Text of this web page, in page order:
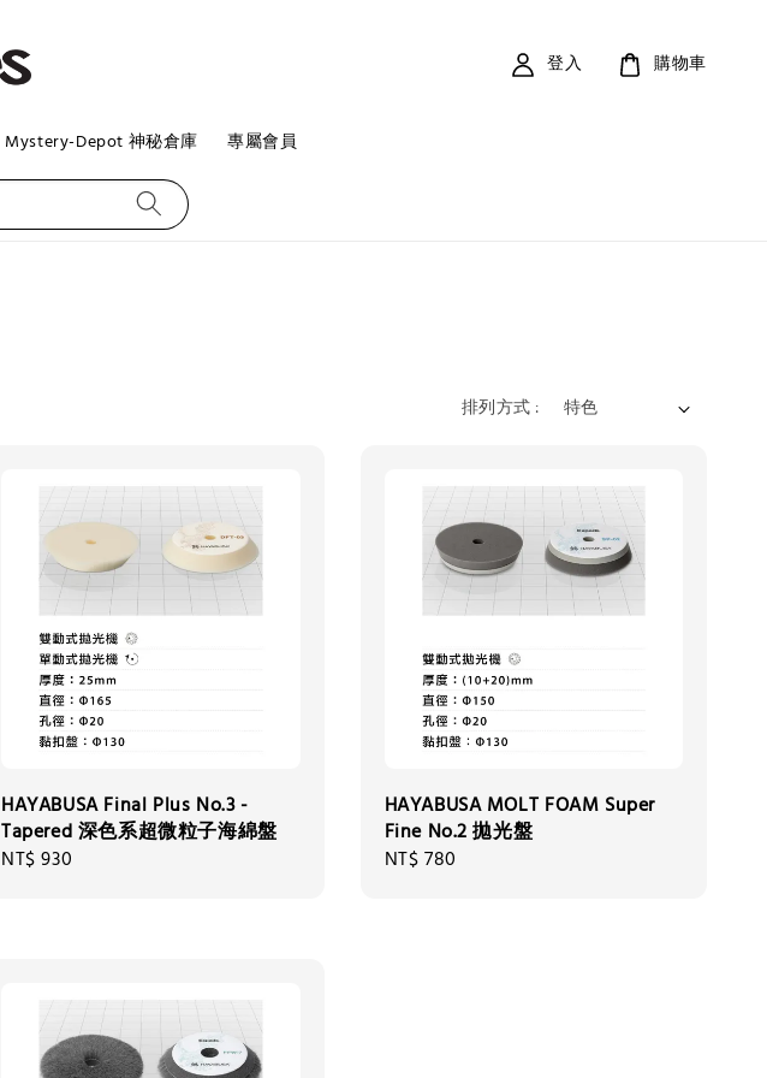
Mystery-Depot 神秘倉庫 專屬會員
登入 購物車
排列方式 :
HAYABUSA Final Plus No.3 -
Tapered 深色系超微粒子海綿盤
Regular
NT$ 930
HAYABUSA MOLT FOAM Super
Fine No.2 拋光盤
Regular
NT$ 780